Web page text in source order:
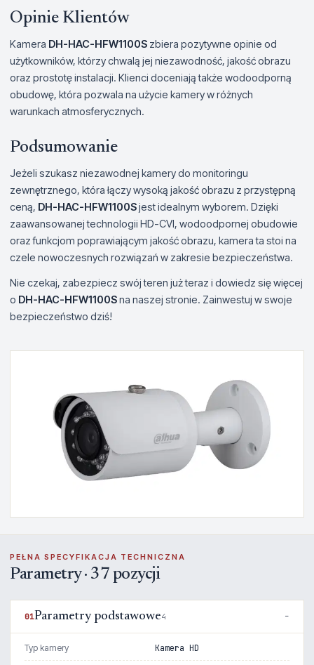
Opinie Klientów
Kamera DH-HAC-HFW1100S zbiera pozytywne opinie od
użytkowników, którzy chwalą jej niezawodność, jakość obrazu
oraz prostotę instalacji. Klienci doceniają także wodoodporną
obudowę, która pozwala na użycie kamery w różnych
warunkach atmosferycznych.
Podsumowanie
Jeżeli szukasz niezawodnej kamery do monitoringu
zewnętrznego, która łączy wysoką jakość obrazu z przystępną
ceną, DH-HAC-HFW1100Sjest idealnym wyborem. Dzięki
zaawansowanej technologii HD-CVI, wodoodpornej obudowie
oraz funkcjom poprawiającym jakość obrazu, kamera ta stoi na
czele nowoczesnych rozwiązań w zakresie bezpieczeństwa.
Nie czekaj, zabezpiecz swój teren już teraz i dowiedz się więcej
o DH-HAC-HFW1100Sna naszej stronie. Zainwestuj w swoje
bezpieczeństwo dziś!
PEŁNA SPECYFIKACJA TECHNICZNA
Parametry · 37 pozycji
01Parametry podstawowe4
Typ kamery Kamera HD